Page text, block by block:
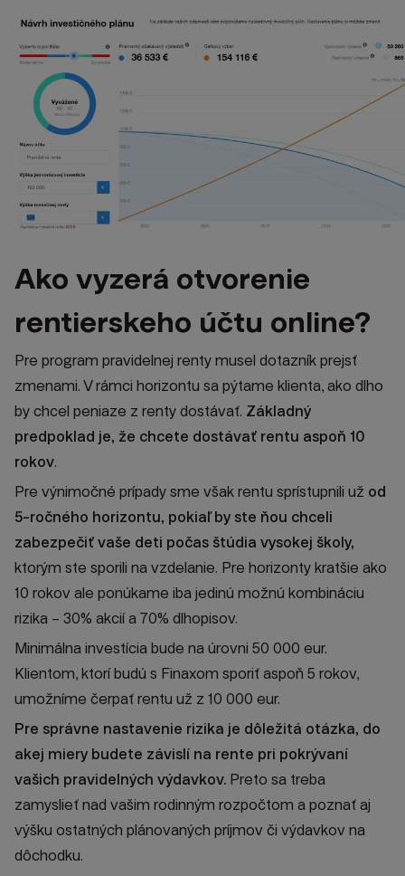
Ako vyzerá otvorenie
rentierskeho účtu online?
Pre program pravidelnej renty musel dotazník prejsť
zmenami. V rámci horizontu sa pýtame klienta, ako dlho
by chcel peniaze z renty dostávať. Základný
predpoklad je, že chcete dostávať rentu aspoň 10
rokov.
Pre výnimočné prípady sme však rentu sprístupnili už od
5-ročného horizontu, pokiaľ by ste ňou chceli
zabezpečiť vaše deti počas štúdia vysokej školy,
ktorým ste sporili na vzdelanie. Pre horizonty kratšie ako
10 rokov ale ponúkame iba jedinú možnú kombináciu
rizika – 30% akcií a 70% dlhopisov.
Minimálna investícia bude na úrovni 50 000 eur.
Klientom, ktorí budú s Finaxom sporiť aspoň 5 rokov,
umožníme čerpať rentu už z 10 000 eur.
Pre správne nastavenie rizika je dôležitá otázka, do
akej miery budete závislí na rente pri pokrývaní
vašich pravidelných výdavkov. Preto sa treba
zamyslieť nad vašim rodinným rozpočtom a poznať aj
výšku ostatných plánovaných príjmov či výdavkov na
dôchodku.